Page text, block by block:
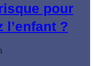
pour
l’enfant ?